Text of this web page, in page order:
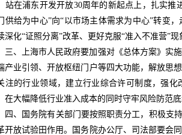
站在浦东开发开放30周年的新起点上，扎实推
供给为中心”向“以市场主体需求为中心”转变
深化“证照分离”改革、更好克服“准入不准营”
三、上海市人民政府要加强对《总体方案》实
产业引领、开放枢纽门户等四大功能，解放思
注的行业领域，建立行业综合许可制度，强
在大幅降低行业准入成本的同时守牢风险防范
四、国务院有关部门要按照职责分工，积极支
开放试验田作用。国务院办公厅、司法部要会